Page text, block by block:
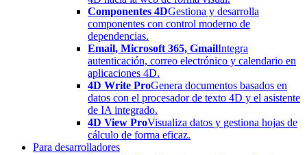
Componentes 4DGestiona y desarrolla
componentes con control moderno de
dependencias.
Email, Microsoft 365, GmailIntegra
autenticación, correo electrónico y calendario en
aplicaciones 4D.
4D Write ProGenera documentos basados en
datos con el procesador de texto 4D y el asistente
de IA integrado.
4D View ProVisualiza datos y gestiona hojas de
cálculo de forma eficaz.
Para desarrolladores